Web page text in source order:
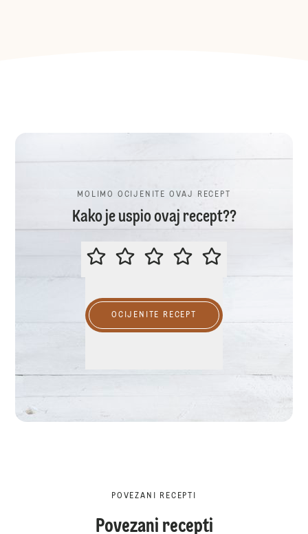
MOLIMO OCIJENITE OVAJ RECEPT
Kako je uspio ovaj recept??
MOLIMO OCIJENITE OVAJ
OCIJENITE RECEPT
POVEZANI RECEPTI
Povezani recepti